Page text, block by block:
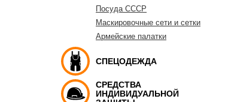
Посуда СССР
Маскировочные сети и сетки
Армейские палатки
СПЕЦОДЕЖДА
СРЕДСТВА
ИНДИВИДУАЛЬНОЙ